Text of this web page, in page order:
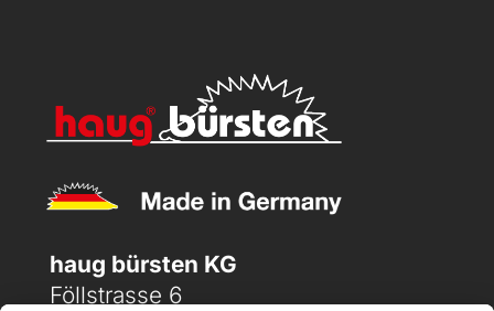
haug bürsten KG
Föllstrasse 6